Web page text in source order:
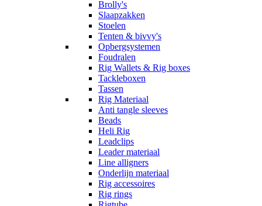
Brolly's
Slaapzakken
Stoelen
Tenten & bivvy's
Opbergsystemen
Foudralen
Rig Wallets & Rig boxes
Tackleboxen
Tassen
Rig Materiaal
Anti tangle sleeves
Beads
Heli Rig
Leadclips
Leader materiaal
Line alligners
Onderlijn materiaal
Rig accessoires
Rig rings